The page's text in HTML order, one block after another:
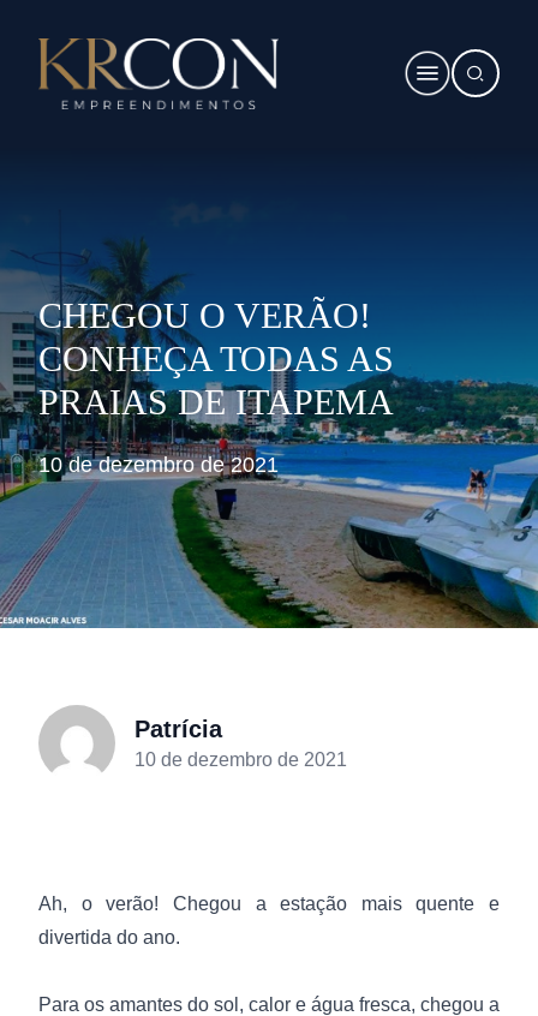
CHEGOU O VERÃO!
CONHEÇA TODAS AS
PRAIAS DE ITAPEMA
10 de dezembro de 2021
Patrícia
10 de dezembro de 2021
Ah, o verão! Chegou a estação mais quente e
divertida do ano.
Para os amantes do sol, calor e água fresca, chegou a